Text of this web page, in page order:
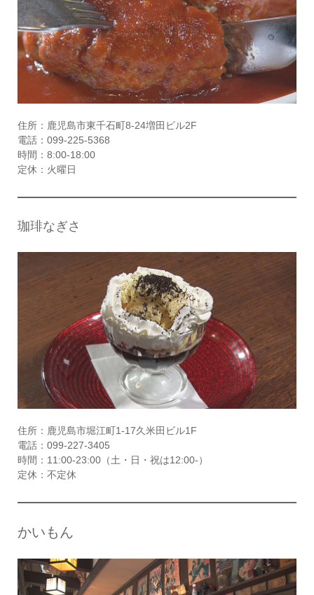
住所：鹿児島市東千石町8-24増田ビル2F
電話：099-225-5368
時間：8:00-18:00
定休：火曜日
珈琲なぎさ
住所：鹿児島市堀江町1-17久米田ビル1F
電話：099-227-3405
時間：11:00-23:00（土・日・祝は12:00-）
定休：不定休
かいもん